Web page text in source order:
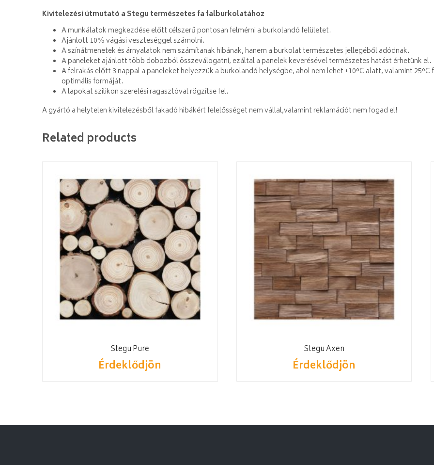
Kivitelezési útmutató a Stegu természetes fa falburkolatához
A munkálatok megkezdése előtt célszerű pontosan felmérni a burkolandó felületet.
Ajánlott 10% vágási veszteséggel számolni.
A színátmenetek és árnyalatok nem számítanak hibának, hanem a burkolat természetes jellegéből adódnak.
A paneleket ajánlott több dobozból összeválogatni, ezáltal a panelek keverésével természetes hatást érhetünk el.
A felrakás előtt 3 nappal a paneleket helyezzük a burkolandó helységbe, ahol nem lehet +10°C alatt, valamint
optimális formáját.
A lapokat szilikon szerelési ragasztóval rögzítse fel.
A gyártó a helytelen kivitelezésből fakadó hibákért felelősséget nem vállal,valamint reklamációt nem fogad el!
Related products
Stegu Pure
Érdeklődjön
Stegu Axen
Érdeklődjön